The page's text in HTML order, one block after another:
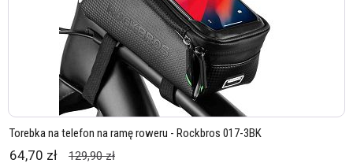
Torebka na telefon na ramę roweru - Rockbros 017-3BK
64,70 zł 129,90 zł